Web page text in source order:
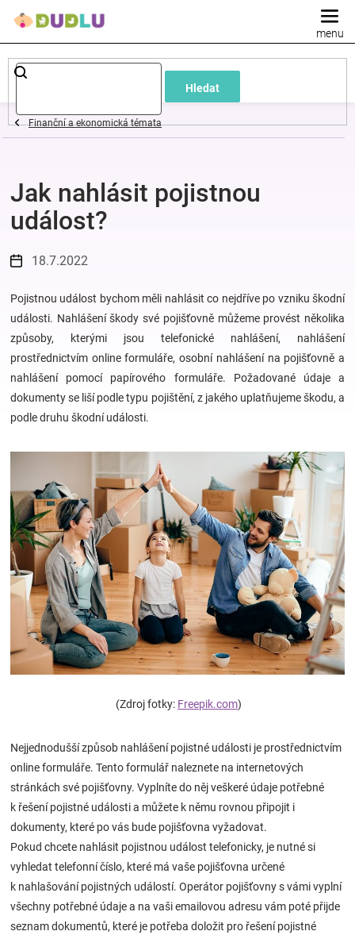
Hledat
Dětské
a
oblečení
Pokojíček
a
kojenecká
výbava
Hračky
zábava
pro
děti
Těhotenské
oblečení
Blog
Hračkářství
Přihlášení
Finanční a ekonomická témata
Jak nahlásit pojistnou
událost?
18.7.2022
Pojistnou událost bychom měli nahlásit co nejdříve po vzniku škodní
události. Nahlášení škody své pojišťovně můžeme provést několika
způsoby, kterými jsou telefonické nahlášení, nahlášení
prostřednictvím online formuláře, osobní nahlášení na pojišťovně a
nahlášení pomocí papírového formuláře. Požadované údaje a
dokumenty se liší podle typu pojištění, z jakého uplatňujeme škodu, a
podle druhu škodní události.
(Zdroj fotky: Freepik.com)
Nejjednodušší způsob nahlášení pojistné události je prostřednictvím
online formuláře. Tento formulář naleznete na internetových
stránkách své pojišťovny. Vyplníte do něj veškeré údaje potřebné
k řešení pojistné události a můžete k němu rovnou připojit i
dokumenty, které po vás bude pojišťovna vyžadovat.
Pokud chcete nahlásit pojistnou událost telefonicky, je nutné si
vyhledat telefonní číslo, které má vaše pojišťovna určené
k nahlašování pojistných událostí. Operátor pojišťovny s vámi vyplní
všechny potřebné údaje a na vaši emailovou adresu vám poté přijde
seznam dokumentů, které je potřeba doložit pro řešení pojistné